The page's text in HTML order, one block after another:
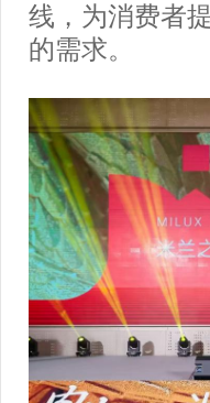
线，为消费者
的需求。